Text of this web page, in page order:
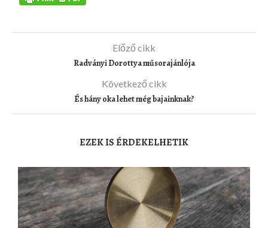
Előző cikk
Radványi Dorottya műsorajánlója
Következő cikk
És hány oka lehet még bajainknak?
EZEK IS ÉRDEKELHETIK